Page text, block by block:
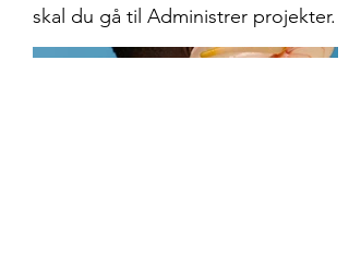
skal du gå til Administrer projekter.